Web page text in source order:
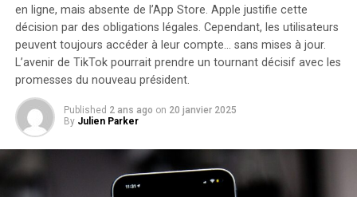
Moulinex Easy Fry Max : cuisinez
sainement pour toute la famille
Le moulinex Easy Fry Max fonctionne comme un four à
air chaud permettant la préparation de plats savoureux
tout en utilisant peu ou pas du tout d’huile. En plus des
frites croustillantes qu’il réalise parfaitement, cet
appareil se révèle très polyvalent et peut cuisiner une
multitude d’autres recettes.
en ligne, mais absente de l’App Store. Apple justifie cette
décision par des obligations légales. Cependant, les utilisateurs
peuvent toujours accéder à leur compte… sans mises à jour.
L’avenir de TikTok pourrait prendre un tournant décisif avec les
promesses du nouveau président.
Published 2 ans ago on 20 janvier 2025
By Julien Parker